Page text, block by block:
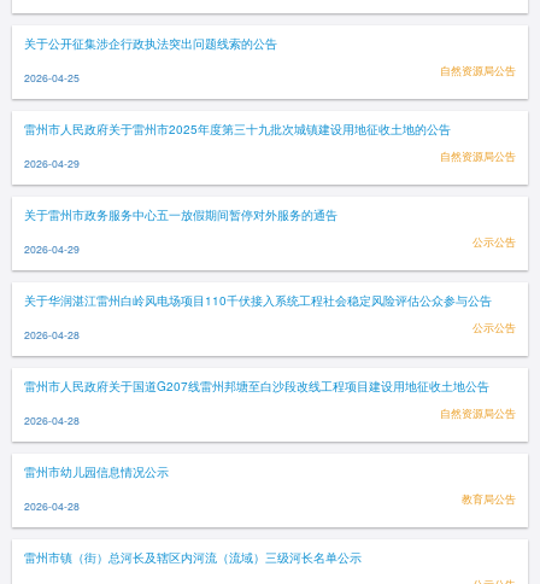
关于公开征集涉企行政执法突出问题线索的公告
2026-04-25 自然资源局公告
雷州市人民政府关于雷州市2025年度第三十九批次城镇建设用地征收土地的公告
2026-04-29 自然资源局公告
关于雷州市政务服务中心五一放假期间暂停对外服务的通告
2026-04-29 公示公告
关于华润湛江雷州白岭风电场项目110千伏接入系统工程社会稳定风险评估公众参与公告
2026-04-28 公示公告
雷州市人民政府关于国道G207线雷州邦塘至白沙段改线工程项目建设用地征收土地公告
2026-04-28 自然资源局公告
雷州市幼儿园信息情况公示
2026-04-28 教育局公告
雷州市镇（街）总河长及辖区内河流（流域）三级河长名单公示